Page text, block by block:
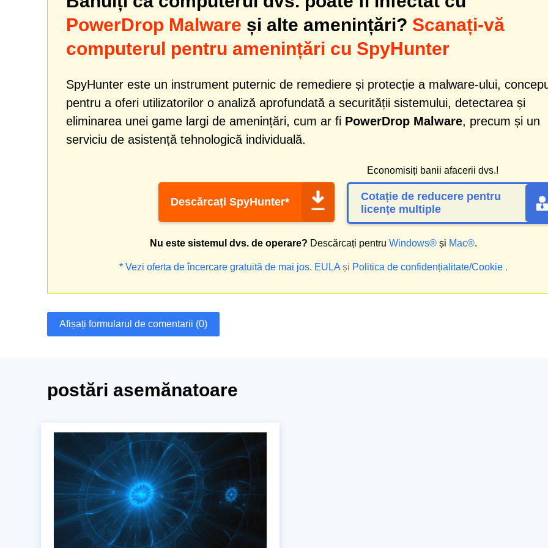
PowerDrop Malware și alte amenințări? Scanați-vă
computerul pentru amenințări cu SpyHunter
SpyHunter este un instrument puternic de remediere și protecție a malware-ului,
pentru a oferi utilizatorilor o analiză aprofundată a securității sistemului, detectarea și
eliminarea unei game largi de amenințări, cum ar fi PowerDrop Malware, precum și un
serviciu de asistență tehnologică individuală.
Descărcați SpyHunter*
Economisiți banii afacerii dvs.!
Cotație de reducere pentru
licențe multiple
Nu este sistemul dvs. de operare? Descărcați pentru Windows®și Mac®.
* Vezi oferta de încercare gratuită de mai jos. EULAși Politica de confidențialitate/Cookie.
Afișați formularul de comentarii (0)
postări asemănatoare